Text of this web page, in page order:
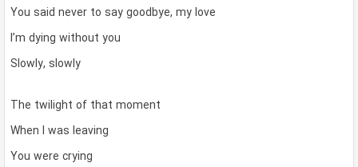
You said never to say goodbye, my love
I’m dying without you
Slowly, slowly
The twilight of that moment
When I was leaving
You were crying